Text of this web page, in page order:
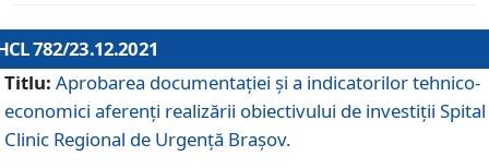
782/23.12.2021
Titlu: Aprobarea documentației și a indicatorilor tehnico-
economici aferenți realizării obiectivului de investiții Spital
Clinic Regional de Urgență Brașov.